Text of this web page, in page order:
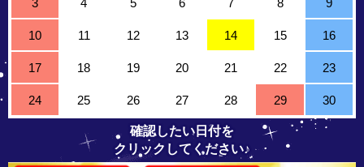
3 4 5 6 7 8 9
10 11 12 13 14 15 16
17 18 19 20 21 22 23
24 25 26 27 28 29 30
確認したい日付を
クリックしてください♪